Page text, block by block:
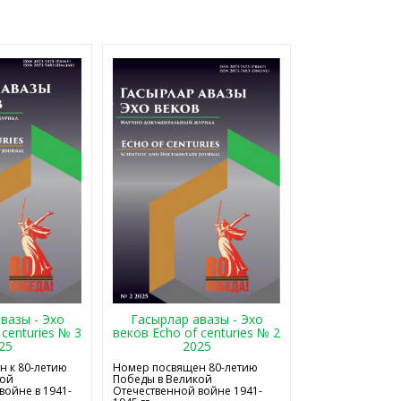
- Эхо
№ 3
к 80-летию
в 1941-
Гасырлар авазы - Эхо
веков Echo of centuries № 2
2025
Номер посвящен 80-летию
Победы в Великой
Отечественной войне 1941-